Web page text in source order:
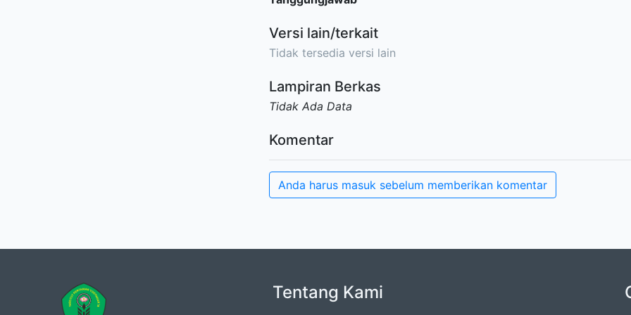
Versi lain/terkait
Tidak tersedia versi lain
Lampiran Berkas
Tidak Ada Data
Komentar
Anda harus masuk sebelum memberikan komentar
Tentang Kami